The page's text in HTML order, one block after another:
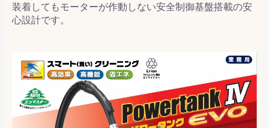
装着してもモーターが作動しない安全制御基盤搭載の安
心設計です。